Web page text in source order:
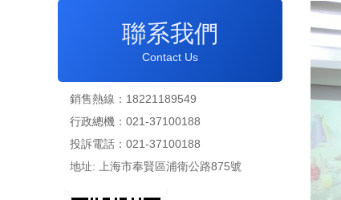
聯系我們
Contact Us
銷售熱線：18221189549
行政總機：021-37100188
投訴電話：021-37100188
地址: 上海市奉賢區浦衛公路875號